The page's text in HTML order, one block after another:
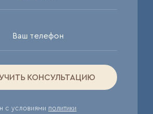
КОНСУЛЬТАЦИЮ
с условиями политики